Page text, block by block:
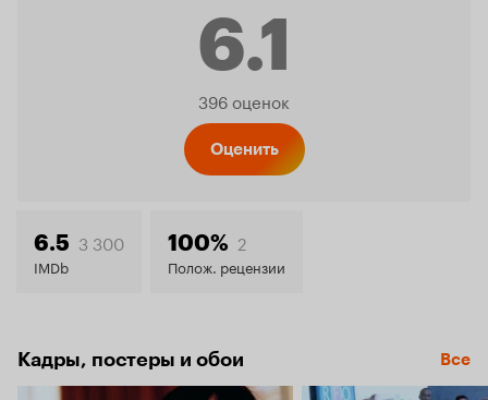
6.1
Рейтинг
6.1
396 оценок
Оценить
6.5 3 300
IMDb
100% 2
Полож. рецензии
Кадры, постеры и обои Все